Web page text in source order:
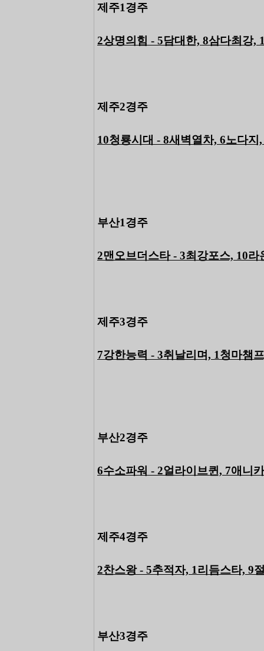
제주1경주
2상명의힘 - 5담대한, 8삼다최강,
제주2경주
10청룡시대 - 8새벽열차, 6노다지
부산1경주
2맨오브더스타 - 3최강포스, 10
제주3경주
7강한능력 - 3취날리며, 1청마챔
부산2경주
6수소파워 - 2얼라이브퀸, 7애니
제주4경주
2찬스왕 - 5추적자, 1리듬스타, 9
부산3경주